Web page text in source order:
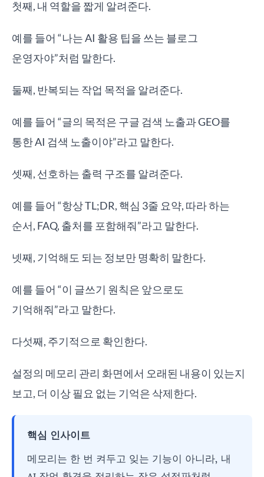
첫째, 내 역할을 짧게 알려준다.
예를 들어 “나는 AI 활용 팁을 쓰는 블로그
운영자야”처럼 말한다.
둘째, 반복되는 작업 목적을 알려준다.
예를 들어 “글의 목적은 구글 검색 노출과 GEO를
통한 AI 검색 노출이야”라고 말한다.
셋째, 선호하는 출력 구조를 알려준다.
예를 들어 “항상 TL;DR, 핵심 3줄 요약, 따라 하는
순서, FAQ, 출처를 포함해줘”라고 말한다.
넷째, 기억해도 되는 정보만 명확히 말한다.
예를 들어 “이 글쓰기 원칙은 앞으로도
기억해줘”라고 말한다.
다섯째, 주기적으로 확인한다.
설정의 메모리 관리 화면에서 오래된 내용이 있는지
보고, 더 이상 필요 없는 기억은 삭제한다.
핵심 인사이트
메모리는 한 번 켜두고 잊는 기능이 아니라, 내